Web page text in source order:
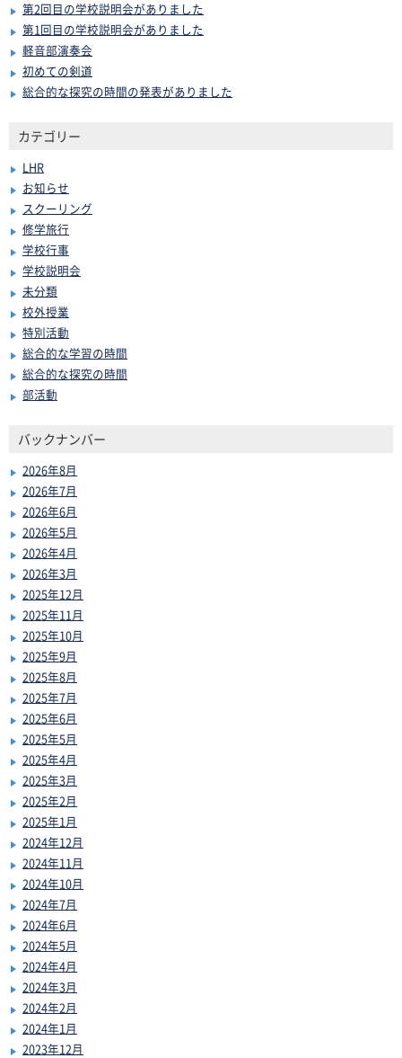
第2回目の学校説明会がありました
第1回目の学校説明会がありました
軽音部演奏会
初めての剣道
総合的な探究の時間の発表がありました
カテゴリー
LHR
お知らせ
スクーリング
修学旅行
学校行事
学校説明会
未分類
校外授業
特別活動
総合的な学習の時間
総合的な探究の時間
部活動
バックナンバー
2026年8月
2026年7月
2026年6月
2026年5月
2026年4月
2026年3月
2025年12月
2025年11月
2025年10月
2025年9月
2025年8月
2025年7月
2025年6月
2025年5月
2025年4月
2025年3月
2025年2月
2025年1月
2024年12月
2024年11月
2024年10月
2024年7月
2024年6月
2024年5月
2024年4月
2024年3月
2024年2月
2024年1月
2023年12月